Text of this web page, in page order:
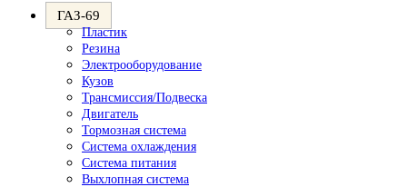
ГАЗ-69
Пластик
Резина
Электрооборудование
Кузов
Трансмиссия/Подвеска
Двигатель
Тормозная система
Система охлаждения
Система питания
Выхлопная система